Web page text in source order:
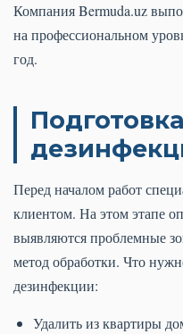
Компания Bermuda.uz
на профессиональном
год.
Перед началом работ
клиентом. На этом этапе
выявляются проблемные
метод обработки. Что
дезинфекции:
Удалить из квартиры